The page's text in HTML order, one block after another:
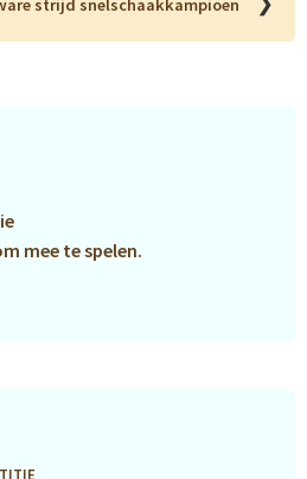
strijd snelschaakkampioen
mee te spelen.